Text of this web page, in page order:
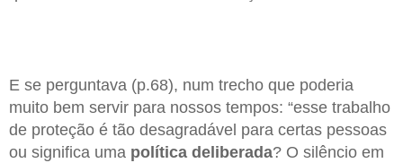
E se perguntava (p.68), num trecho que poderia
muito bem servir para nossos tempos: “esse trabalho
de proteção é tão desagradável para certas pessoas
ou significa uma política deliberada? O silêncio em